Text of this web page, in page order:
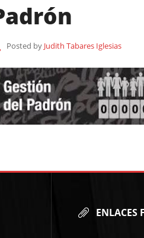
Posted by Judith Tabares Iglesias
ENLACES